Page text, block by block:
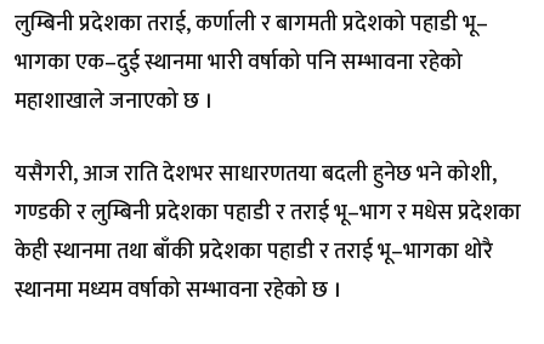
लुम्बिनी प्रदेशका तराई, कर्णाली र बागमती प्रदेशको पहाडी भू–
भागका एक–दुई स्थानमा भारी वर्षाको पनि सम्भावना रहेको
महाशाखाले जनाएको छ ।
यसैगरी, आज राति देशभर साधारणतया बदली हुनेछ भने कोशी,
गण्डकी र लुम्बिनी प्रदेशका पहाडी र तराई भू–भाग र मधेस प्रदेशका
केही स्थानमा तथा बाँकी प्रदेशका पहाडी र तराई भू–भागका थोरै
स्थानमा मध्यम वर्षाको सम्भावना रहेको छ ।